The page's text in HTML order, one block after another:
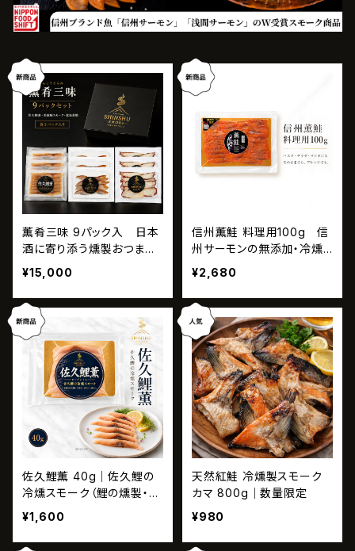
薫肴三味 9パック入 日本
酒に寄り添う燻製おつまみ
ギフト
¥15,000
信州薫鮭 料理用100g 信
州サーモンの無添加・冷燻
製スモークサーモン
¥2,680
佐久鯉薫 40g｜佐久鯉の
冷燻スモーク（鯉の燻製・無
添加・調理不要）｜長野の郷
土食材／信州土産・ギフト
に
¥1,600
天然紅鮭 冷燻製スモーク
カマ 800g｜数量限定
¥980